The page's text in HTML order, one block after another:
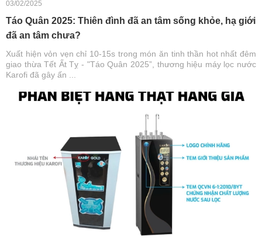
03/02/2025
Táo Quân 2025: Thiên đình đã an tâm sống khỏe, hạ giới
đã an tâm chưa?
Xuất hiện vỏn vẹn chỉ 10-15s trong món ăn tinh thần hot nhất đêm
giao thừa Tết Ất Tỵ - "Táo Quân 2025”, thương hiệu máy lọc nước
Karofi đã gây ấn ...